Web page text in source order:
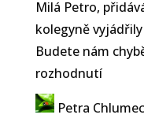
Milá Petro,
kolegyně
Budete nám
rozhodnutí
Petra